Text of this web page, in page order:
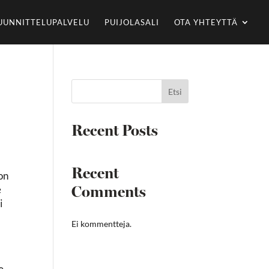
PUIJOLASALI OTA YHTEYTTÄ
Etsi
Recent Posts
Recent
Comments
Ei kommentteja.